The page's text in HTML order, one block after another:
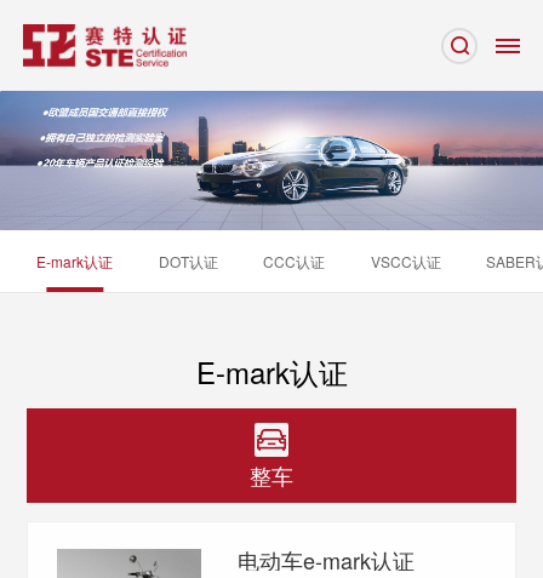
E-mark认证 DOT认证 CCC认证 VSCC认证 SABER
E-mark认证
整车
电动车e-mark认证